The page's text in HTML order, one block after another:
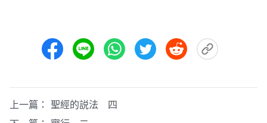
上一篇： 聖經的説法 四